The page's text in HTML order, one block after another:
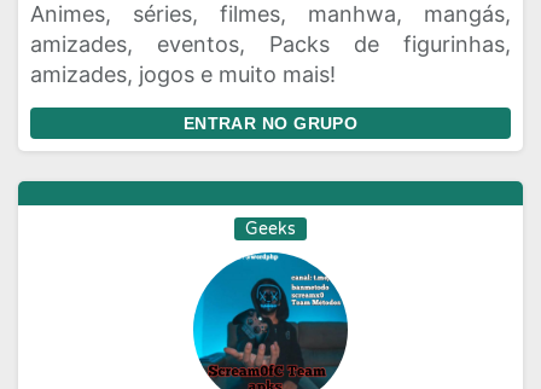
Animes, séries, filmes, manhwa, mangás,
amizades, eventos, Packs de figurinhas,
amizades, jogos e muito mais!
ENTRAR NO GRUPO
Geeks